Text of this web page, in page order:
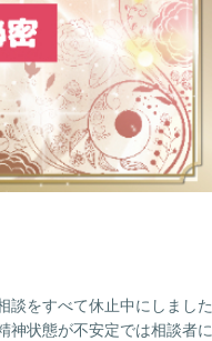
談をすべて休止中にしました
神状態が不安定では相談者に